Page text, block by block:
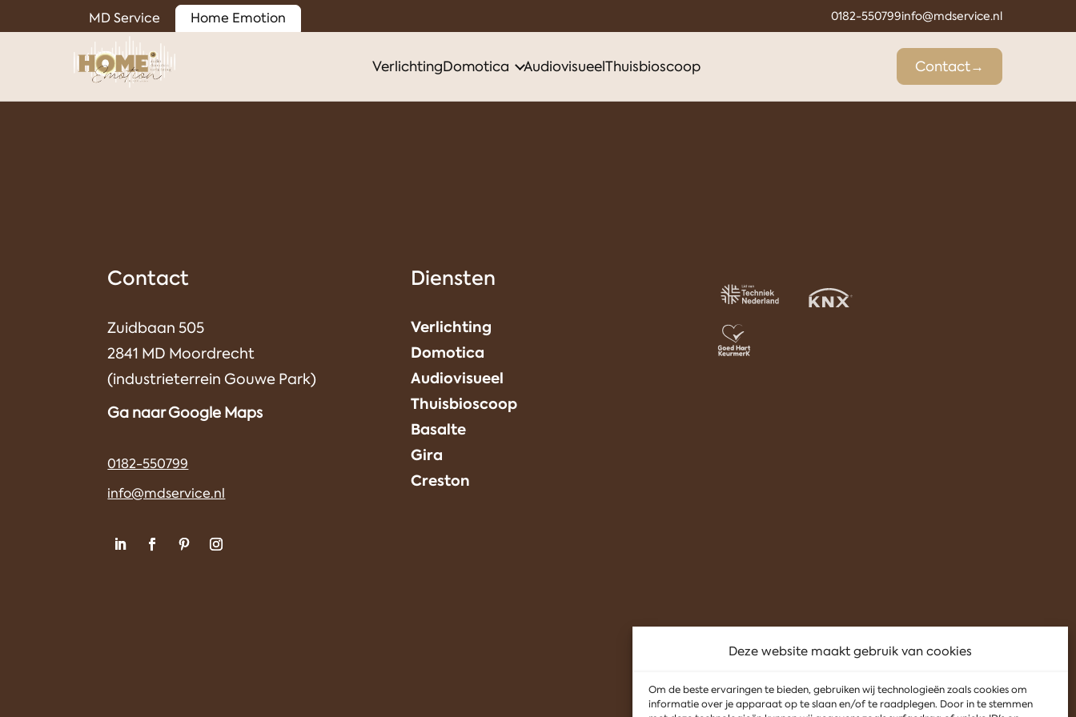
Deze website maakt gebruik van cookies
Om de beste ervaringen te bieden, gebruiken wij technologieën zoals cookies om
informatie over je apparaat op te slaan en/of te raadplegen. Door in te stemmen
MD Service Home Emotion 0182-550799info@mdservice.nl
VerlichtingDomotica AudiovisueelThuisbioscoop Contact→
Contact
Zuidbaan 505
2841 MD Moordrecht
(industrieterrein Gouwe Park)
Ga naar Google Maps
0182-550799
info@mdservice.nl
Diensten
Verlichting
Domotica
Audiovisueel
Thuisbioscoop
Basalte
Gira
Creston